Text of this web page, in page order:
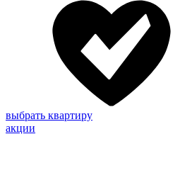
выбрать квартиру
акции